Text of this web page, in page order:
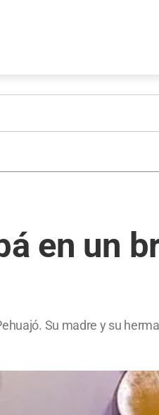
en un
Su madre y su